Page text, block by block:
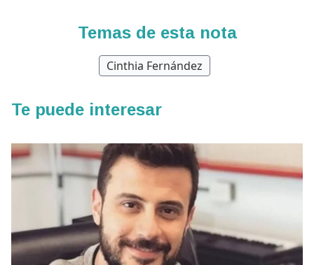
Temas de esta nota
Cinthia Fernández
Te puede interesar